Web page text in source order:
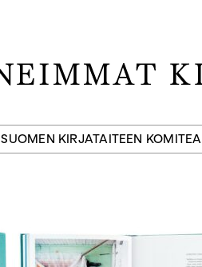
SUOMEN KIRJATAITEEN KOMITEA